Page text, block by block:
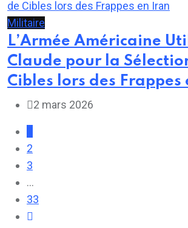
Militaire
L’Armée Américaine
Claude pour la
Cibles lors des Frappes
2 mars 2026
2
3
...
33